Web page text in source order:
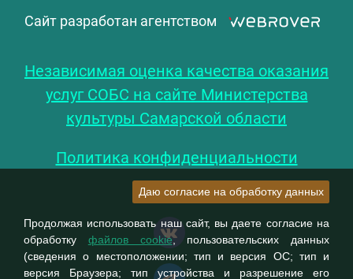
Сайт разработан агентством
Независимая оценка качества оказания
услуг СОБС на сайте Министерства
культуры Самарской области
Политика конфиденциальности
Даю согласие на обработку данных
Продолжая использовать наш сайт, вы даете согласие на
обработку файлов cookie, пользовательских данных
(сведения о местоположении; тип и версия ОС; тип и
версия Браузера; тип устройства и разрешение его